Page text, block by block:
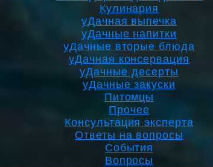
Кулинария
уДачная выпечка
уДачные напитки
уДачные вторые блюда
уДачная консервация
уДачные десерты
уДачные закуски
Питомцы
Прочее
Консультация эксперта
Ответы на вопросы
События
Вопросы